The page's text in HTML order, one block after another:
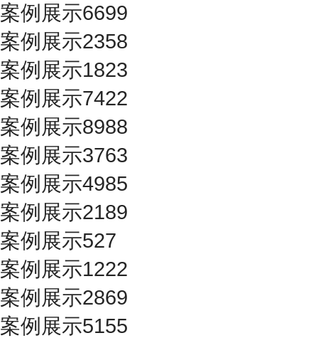
案例展示6699
案例展示2358
案例展示1823
案例展示7422
案例展示8988
案例展示3763
案例展示4985
案例展示2189
案例展示527
案例展示1222
案例展示2869
案例展示5155